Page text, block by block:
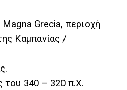
Grecia, περιοχή
Καμπανίας /
του 340 – 320 π.Χ.